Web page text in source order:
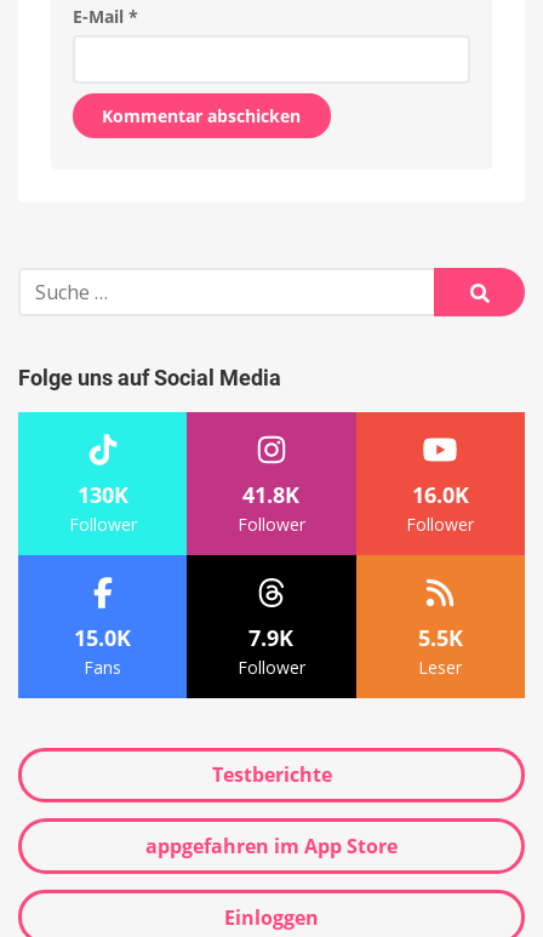
E-Mail *
Suche
nach:
Suche
Folge uns auf Social Media
130K
Follower
41.8K
Follower
16.0K
Follower
15.0K
Fans
7.9K
Follower
5.5K
Leser
Testberichte
appgefahren im App Store
Einloggen